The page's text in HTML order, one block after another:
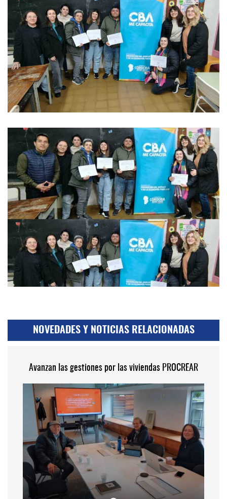
NOVEDADES Y NOTICIAS RELACIONADAS
Avanzan las gestiones por las viviendas PROCREAR